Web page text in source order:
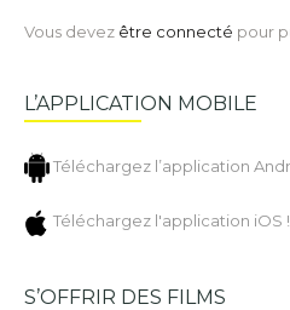
Vous devez être connecté pour
L’APPLICATION MOBILE
Téléchargez l’application
Téléchargez l'application iOS !
S’OFFRIR DES FILMS